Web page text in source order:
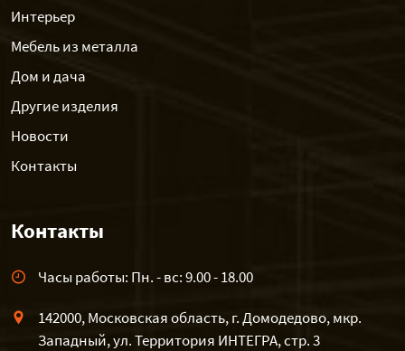
Интерьер
Мебель из металла
Дом и дача
Другие изделия
Новости
Контакты
Контакты
Часы работы: Пн. - вс: 9.00 - 18.00
142000, Московская область, г. Домодедово, мкр.
Западный, ул. Территория ИНТЕГРА, стр. 3